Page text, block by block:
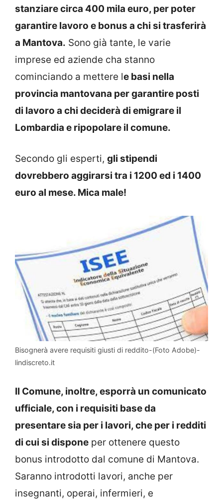
stanziare circa 400 mila euro, per poter
garantire lavoro e bonus a chi si trasferirà
a Mantova. Sono già tante, le varie
imprese ed aziende cha stanno
cominciando a mettere le basi nella
provincia mantovana per garantire posti
di lavoro a chi deciderà di emigrare il
Lombardia e ripopolare il comune.
Secondo gli esperti, gli stipendi
dovrebbero aggirarsi tra i 1200 ed i 1400
euro al mese. Mica male!
Bisognerà avere requisiti giusti di reddito-(Foto Adobe)-
lindiscreto.it
Il Comune, inoltre, esporrà un comunicato
ufficiale, con i requisiti base da
presentare sia per i lavori, che per i redditi
di cui si dispone per ottenere questo
bonus introdotto dal comune di Mantova.
Saranno introdotti lavori, anche per
insegnanti, operai, infermieri, e